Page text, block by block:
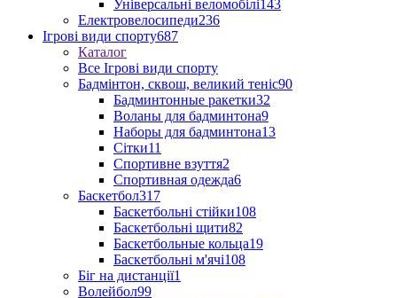
Універсальні веломобілі143
Електровелосипеди236
Ігрові види спорту687
Каталог
Все Ігрові види спорту
Бадмінтон, сквош, великий теніс90
Бадминтонные ракетки32
Воланы для бадминтона9
Наборы для бадминтона13
Сітки11
Спортивне взуття2
Спортивная одежда6
Баскетбол317
Баскетбольні стійки108
Баскетбольні щити82
Баскетбольные кольца19
Баскетбольні м'ячі108
Біг на дистанції1
Волейбол99